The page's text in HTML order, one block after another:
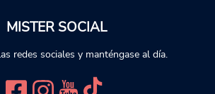
MISTER SOCIAL
redes sociales y manténgase al día.